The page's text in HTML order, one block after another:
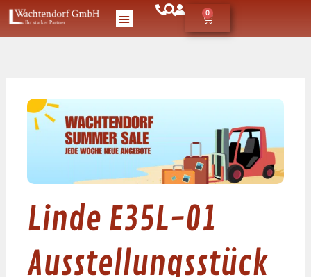
0
Linde E35L-01
Ausstellungsstück